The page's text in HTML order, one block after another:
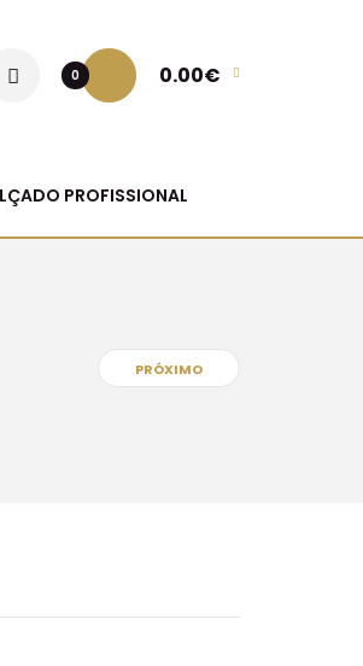
0 0.00€
PROFISSIONAL
PRÓXIMO